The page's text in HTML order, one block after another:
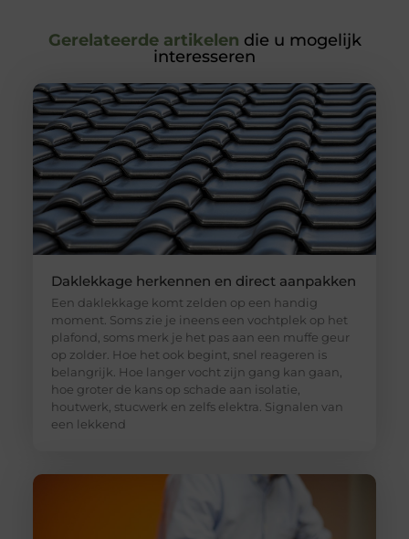
Gerelateerde artikelen die u mogelijk
interesseren
Daklekkage herkennen en direct aanpakken
Een daklekkage komt zelden op een handig
moment. Soms zie je ineens een vochtplek op het
plafond, soms merk je het pas aan een muffe geur
op zolder. Hoe het ook begint, snel reageren is
belangrijk. Hoe langer vocht zijn gang kan gaan,
hoe groter de kans op schade aan isolatie,
houtwerk, stucwerk en zelfs elektra. Signalen van
een lekkend